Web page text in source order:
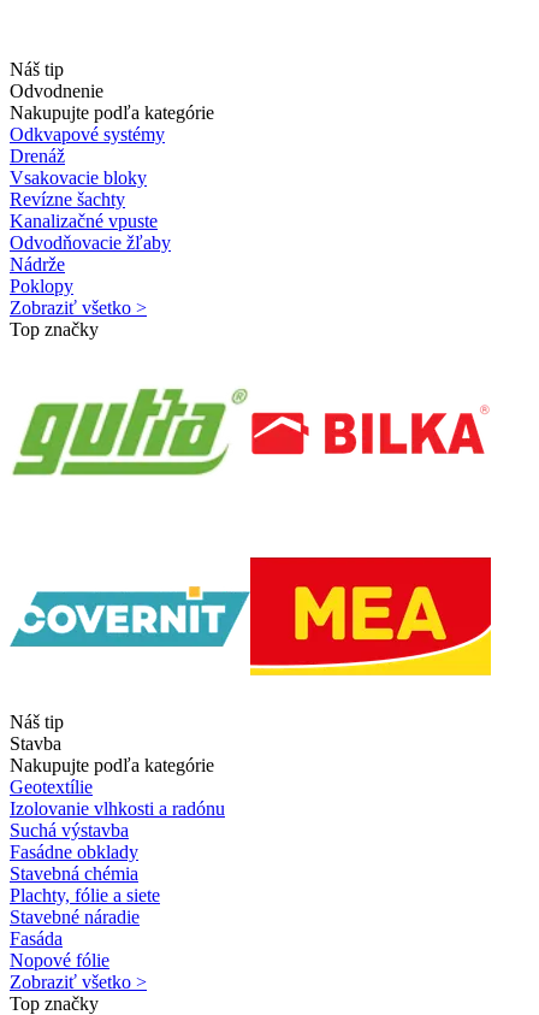
Náš tip
Odvodnenie
Nakupujte podľa kategórie
Odkvapové systémy
Drenáž
Vsakovacie bloky
Revízne šachty
Kanalizačné vpuste
Odvodňovacie žľaby
Nádrže
Poklopy
Zobraziť všetko >
Top značky
Náš tip
Stavba
Nakupujte podľa kategórie
Geotextílie
Izolovanie vlhkosti a radónu
Suchá výstavba
Fasádne obklady
Stavebná chémia
Plachty, fólie a siete
Stavebné náradie
Fasáda
Nopové fólie
Zobraziť všetko >
Top značky